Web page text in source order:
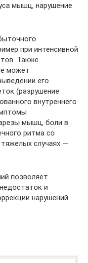
мышц, нарушение
при интенсивной
Также
может
его
(разрушение
внутреннего
мышц, боли в
ритма со
случаях —
позволяет
и
нарушений.